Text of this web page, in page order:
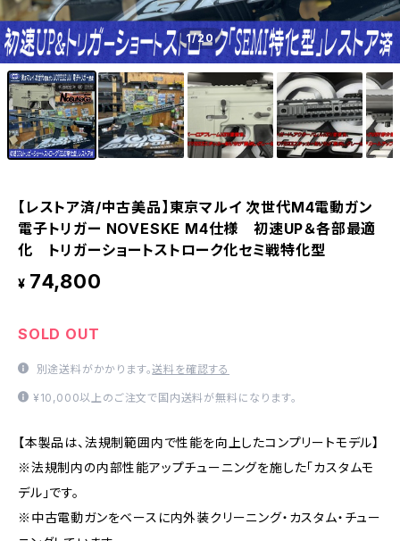
1/20
【レストア済/中古美品】東京マルイ 次世代M4電動ガン
電子トリガー NOVESKE M4仕様 初速UP＆各部最適
化 トリガーショートストローク化セミ戦特化型
¥ 74,800
SOLD OUT
別途送料がかかります。送料を確認する
¥10,000以上のご注文で国内送料が無料になります。
【本製品は、法規制範囲内で性能を向上したコンプリートモデル】
※法規制内の内部性能アップチューニングを施した「カスタムモ
デル」です。
※中古電動ガンをベースに内外装クリーニング・カスタム・チュー